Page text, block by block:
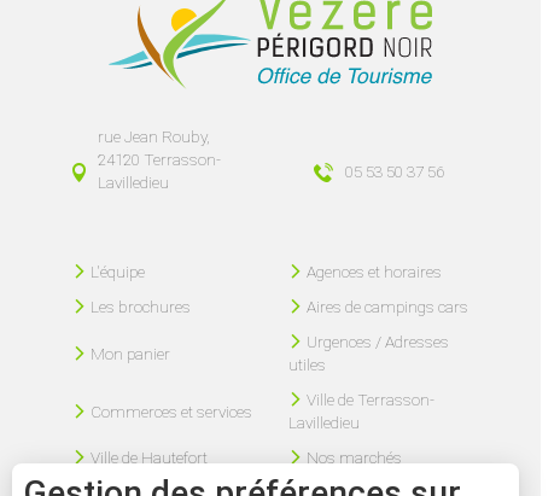
rue Jean Rouby,
24120 Terrasson-
Lavilledieu
05 53 50 37 56
L'équipe
Agences et horaires
Les brochures
Aires de campings cars
Mon panier
Urgences / Adresses
utiles
Commerces et services
Ville de Terrasson-
Lavilledieu
Ville de Hautefort
Nos marchés